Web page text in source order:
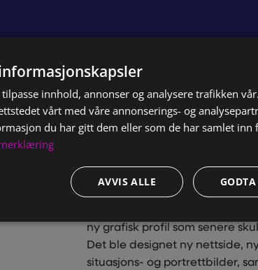
Løsningen
Oppdraget fra Lillestrøm
ny grafisk profil som senere
Det ble designet ny nettside,
situasjons- og portrettbilder,
innhold, annonser og analysere trafikken
vårt med våre annonserings- og
du har gitt dem eller som de har samlet inn
AVVIS ALLE